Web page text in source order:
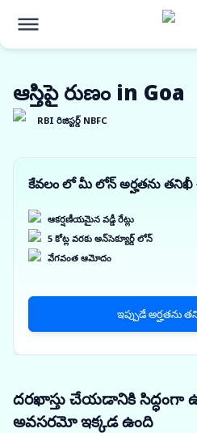
ఆస్తిపై రుణం in Goa
RBI రిజిస్టర్డ్ NBFC
కేవలం లో మీ లోన్ అర్హతను
ఆకర్షణీయమైన వడ్డీ రేట్లు
5 కోట్ల వరకు అన్‌సెక్యూర్డ్ లోన్
వేగవంత ఆమోదం
ఇప్పుడే అర్హతను
దరఖాస్తు చేయడానికి సిద్ధంగా
అవసరమో ఇక్కడ ఉంది